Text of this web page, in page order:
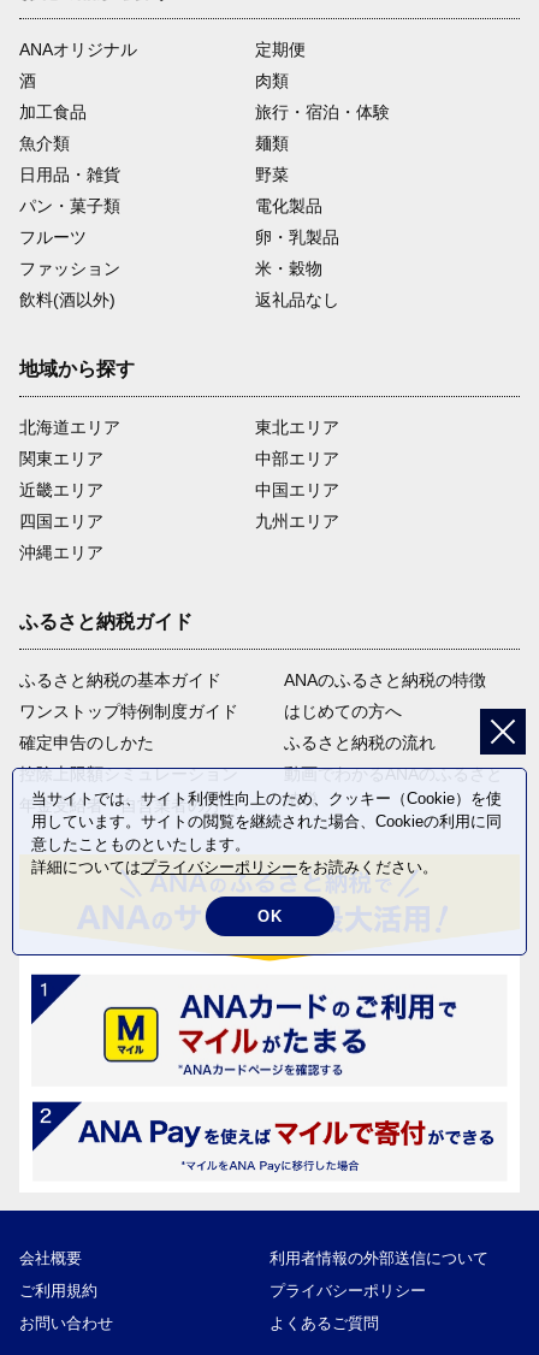
ANAオリジナル
定期便
酒
肉類
加工食品
旅行・宿泊・体験
魚介類
麺類
日用品・雑貨
野菜
パン・菓子類
電化製品
フルーツ
卵・乳製品
ファッション
米・穀物
飲料(酒以外)
返礼品なし
地域から探す
北海道エリア
関東エリア
近畿エリア
四国エリア
沖縄エリア
東北エリア
中部エリア
中国エリア
九州エリア
ふるさと納税ガイド
ふるさと納税の基本ガイド
ワンストップ特例制度ガイド
確定申告のしかた
控除上限額シミュレーション
年金受給者・自営業者の方へ
ANAのふるさと納税の特徴
はじめての方へ
ふるさと納税の流れ
動画でわかるANAのふるさと
納税
会社概要
利用者情報の外部送信について
ご利用規約
プライバシーポリシー
お問い合わせ
よくあるご質問
当サイトでは、サイト利便性向上のため、クッキー（Cookie）を使
用しています。サイトの閲覧を継続された場合、Cookieの利用に同
意したことものといたします。
詳細についてはプライバシーポリシーをお読みください。
OK